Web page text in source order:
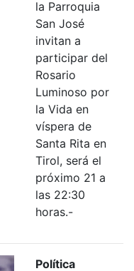
la Parroquia
San José
invitan a
participar del
Rosario
Luminoso por
la Vida en
víspera de
Santa Rita en
Tirol, será el
próximo 21 a
las 22:30
horas.-
Política